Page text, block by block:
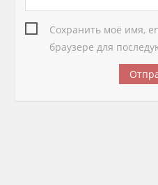
Сохранить моё имя,
браузере для